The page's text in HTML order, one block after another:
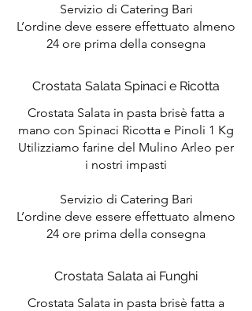
Servizio di Catering Bari
L’ordine deve essere effettuato almeno
24 ore prima della consegna
Crostata Salata Spinaci e Ricotta
Crostata Salata in pasta brisè fatta a
mano con Spinaci Ricotta e Pinoli 1 Kg
Utilizziamo farine del Mulino Arleo per
i nostri impasti
Servizio di Catering Bari
L’ordine deve essere effettuato almeno
24 ore prima della consegna
Crostata Salata ai Funghi
Crostata Salata in pasta brisè fatta a